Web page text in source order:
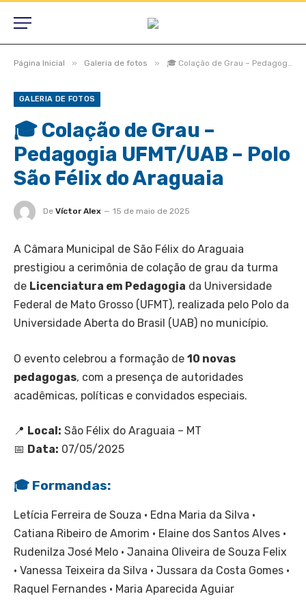
Página Inicial » Galeria de fotos » 🎓 Colação de Grau – Pedagogia UFMT/UAB – Polo São Félix do Araguaia
GALERIA DE FOTOS
🎓 Colação de Grau –
Pedagogia UFMT/UAB – Polo
São Félix do Araguaia
De Víctor Alex 15 de maio de 2025
A Câmara Municipal de São Félix do Araguaia
prestigiou a cerimônia de colação de grau da turma
de Licenciatura em Pedagogia da Universidade
Federal de Mato Grosso (UFMT), realizada pelo Polo da
Universidade Aberta do Brasil (UAB) no município.
O evento celebrou a formação de 10 novas
pedagogas, com a presença de autoridades
acadêmicas, políticas e convidados especiais.
📍 Local: São Félix do Araguaia – MT
📅 Data: 07/05/2025
🎓 Formandas:
Letícia Ferreira de Souza • Edna Maria da Silva •
Catiana Ribeiro de Amorim • Elaine dos Santos Alves •
Rudenilza José Melo • Janaina Oliveira de Souza Felix
• Vanessa Teixeira da Silva • Jussara da Costa Gomes •
Raquel Fernandes • Maria Aparecida Aguiar